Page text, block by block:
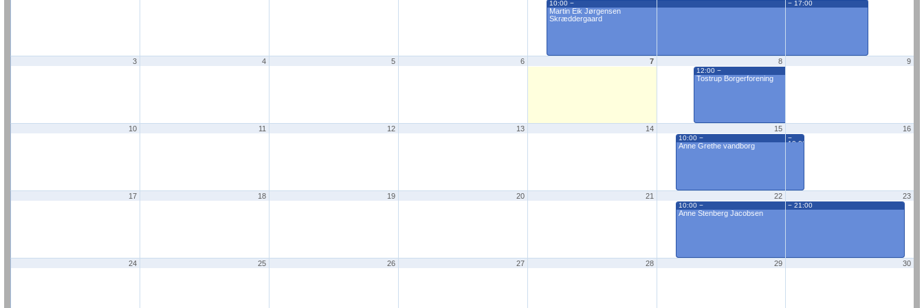
10:00 −
Martin Eik Jørgensen
Skræddergaard
− 17:00
3 4 5 6 7 8
12:00 −
Tostrup Borgerforening
9
10 11 12 13 14 15
10:00 −
Anne Grethe vandborg
16
−
10:00
17 18 19 20 21 22
10:00 −
Anne Stenberg Jacobsen
23
− 21:00
24 25 26 27 28 29 30